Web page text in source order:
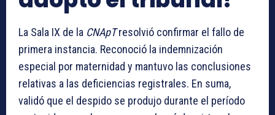
La Sala IX de la CNApTresolvió confirmar el fallo de
primera instancia. Reconoció la indemnización
especial por maternidad y mantuvo las conclusiones
relativas a las deficiencias registrales. En suma,
validó que el despido se produjo durante el período